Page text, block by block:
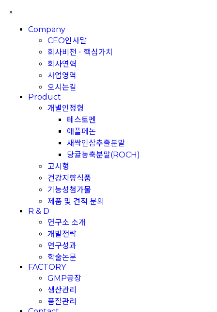
×
Company
CEO인사말
회사비전ㆍ핵심가치
회사연혁
사업영역
오시는길
Product
개별인정형
테스토펜
애플페논
새싹인삼추출분말
당귤농축분말(ROCH)
고시형
건강지향식품
기능성첨가물
제품 및 견적 문의
R & D
연구소 소개
개발전략
연구성과
학술논문
FACTORY
GMP공장
생산관리
품질관리